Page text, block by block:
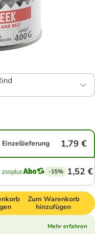
Einzellieferung 1,79 €
-15% 1,52 €
Zum Warenkorb
hinzufügen
Mehr erfahren